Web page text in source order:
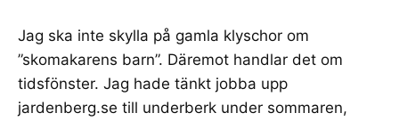
Jag ska inte skylla på gamla klyschor om
”skomakarens barn”. Däremot handlar det om
tidsfönster. Jag hade tänkt jobba upp
jardenberg.se till underberk under sommaren,